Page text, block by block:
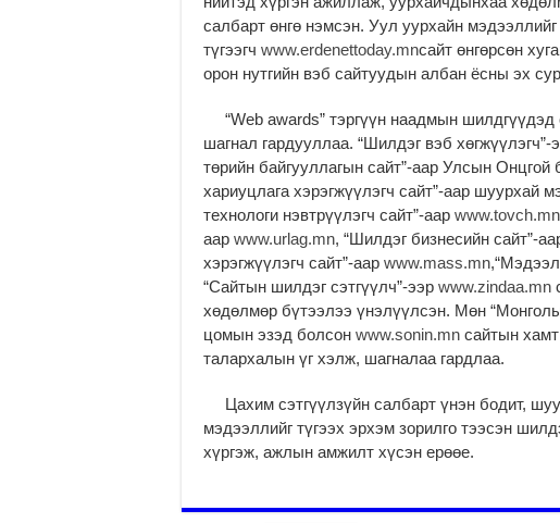
салбарт өнгө нэмсэн. Уул уурхайн
түгээгч www.erdenettoday.mnсайт өнгөрсөн
орон нутгийн вэб сайтуудын албан ёсны эх
“Web awards” тэргүүн наадмын
шагнал гардууллаа. “Шилдэг вэб
төрийн байгууллагын сайт”-аар Улсын Онцгой
хариуцлага хэрэгжүүлэгч сайт”-аар шуурхай
технологи нэвтрүүлэгч сайт”-аар www.tovch.mn
аар www.urlag.mn, “Шилдэг бизнесийн сайт”-
хэрэгжүүлэгч сайт”-аар www.mass.mn
“Сайтын шилдэг сэтгүүлч”-ээр www.zindaa.mn
хөдөлмөр бүтээлээ үнэлүүлсэн. Мөн
цомын эзэд болсон www.sonin.mn сайтын
талархалын үг хэлж, шагналаа гардлаа.
Цахим сэтгүүлзүйн салбарт үнэн бодит,
мэдээллийг түгээх эрхэм зорилго тээсэн
хүргэж, ажлын амжилт хүсэн ерөөе.